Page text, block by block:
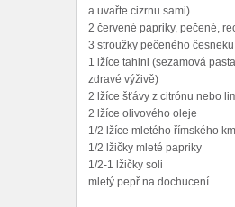
a uvařte cizrnu sami)
2 červené papriky, pečené,
3 stroužky pečeného
1 lžíce tahini (sezamová
zdravé výživě)
2 lžíce šťávy z citrónu nebo
2 lžíce olivového oleje
1/2 lžíce mletého římského
1/2 lžičky mleté papriky
1/2-1 lžičky soli
mletý pepř na dochucení